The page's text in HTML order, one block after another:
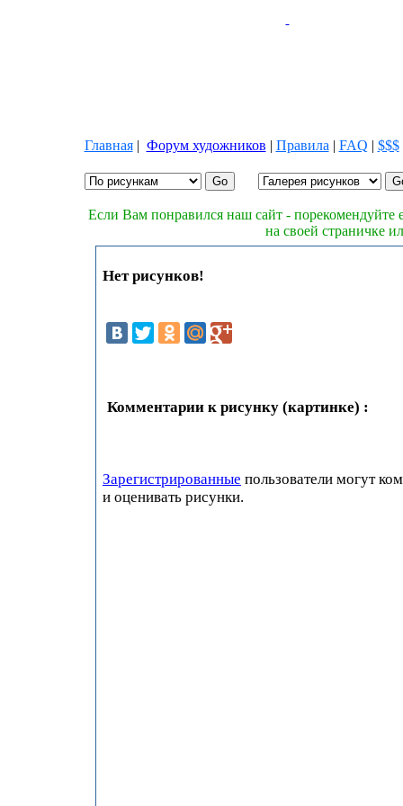
Главная| Форум художников | Правила | FAQ | $$$
Если Вам понравился наш сайт - порекомендуйте
на своей страничке
Нет рисунков!
Комментарии к рисунку (картинке) :
Зарегистрированные пользователи могут
и оценивать рисунки.